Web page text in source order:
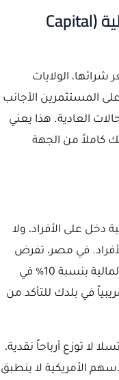
ما هي ضريبة الأرباح الرأسمالية (Capital
الولايات
المستثمرين الأجانب
العادية. هذا يعني
كاملاً من الجهة
دخل على الأفراد، ولا
في مصر، تفرض
ضريبة على أرباح رأس المال من الأوراق المالية بنسبة 10% في
في بلدك للتأكد من
توزع أرباحاً نقدية،
الأمريكية لا ينطبق